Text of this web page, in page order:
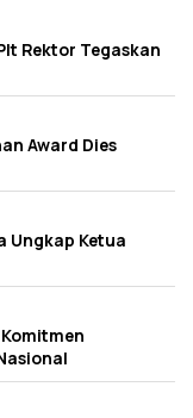
Rektor Tegaskan
Award Dies
Ungkap Ketua